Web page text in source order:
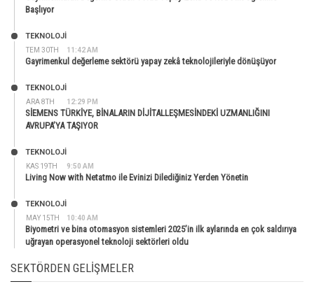
Başlıyor
TEM 30TH 11:42 AM
TEKNOLOJİ
Gayrimenkul değerleme sektörü yapay zekâ teknolojileriyle dönüşüyor
ARA 8TH 12:29 PM
TEKNOLOJİ
SİEMENS TÜRKİYE, BİNALARIN DİJİTALLEŞMESİNDEKİ UZMANLIĞINI
AVRUPA’YA TAŞIYOR
KAS 19TH 9:50 AM
TEKNOLOJİ
Living Now with Netatmo ile Evinizi Dilediğiniz Yerden Yönetin
MAY 15TH 10:40 AM
TEKNOLOJİ
Biyometri ve bina otomasyon sistemleri 2025’in ilk aylarında en çok saldırıya
uğrayan operasyonel teknoloji sektörleri oldu
SEKTÖRDEN GELIŞMELER